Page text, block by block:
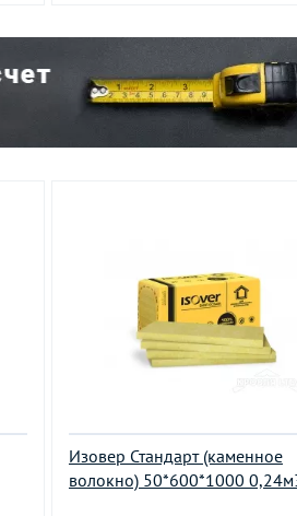
Изовер Стандарт (каменное
волокно) 50*600*1000